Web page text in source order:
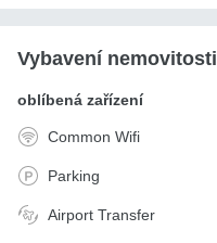
Vybavení nemovitosti
oblíbená zařízení
Common Wifi
Parking
Airport Transfer